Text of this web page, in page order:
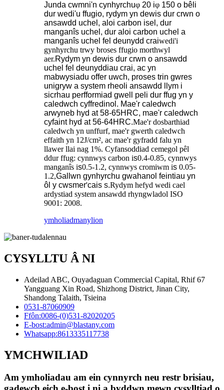
Junda cwmni'n cynhyrchuφ 20 iφ 150 o bêli
dur wedi'u ffugio, rydym yn dewis dur crwn o
ansawdd uchel, aloi carbon isel, dur
manganîs uchel, dur aloi carbon uchel a
manganîs uchel fel deunydd craiwedi'i
gynhyrchu trwy broses ffugio morthwyl
aer.Rydym yn dewis dur crwn o ansawdd
uchel fel deunyddiau crai, ac yn
mabwysiadu offer uwch, proses trin gwres
unigryw a system rheoli ansawdd llym i
sicrhau perfformiad gwell peli dur ffug yn y
caledwch cyffredinol. Mae'r caledwch
arwyneb hyd at 58-65HRC, mae'r caledwch
cyfaint hyd at 56-64HRC.Mae'r dosbarthiad
caledwch yn unffurf, mae'r gwerth caledwch
effaith yn 12J/cm², ac mae'r gyfradd falu yn
llawer llai nag 1%. Cyfansoddiad cemegol pêl
ddur ffug: cynnwys carbon is0.4-0.85, cynnwys
manganîs is0.5-1.2, cynnwys cromiwm is 0.05-
1.2,Gallwn gynhyrchu gwahanol feintiau yn
ôl y cwsmer'cais s.Rydym hefyd wedi cael
ardystiad system ansawdd rhyngwladol ISO
9001: 2008.
ymholiadmanylion
CYSYLLTU Â NI
Adeilad ABC, Ouyadaguan Commercial Capital, Rhif 67
Yangguang Xin Road, Shizhong District, Jinan City,
Shandong Talaith, Tsieina
0531-87060909
Ffôn:0086-(0)531-82020205
E-bost:admin@blastany.com
Whatsapp:8613335117738
YMCHWILIAD
Am ymholiadau am ein cynnyrch neu restr brisiau,